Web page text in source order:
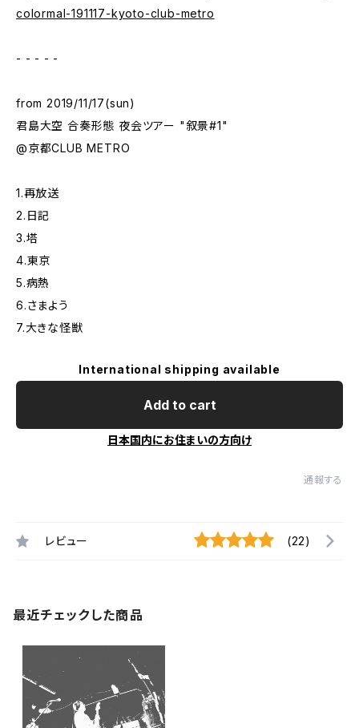
colormal-191117-kyoto-club-metro
- - - - -
from 2019/11/17(sun)
君島大空 合奏形態 夜会ツアー "叙景#1"
@京都CLUB METRO
1.再放送
2.日記
3.塔
4.東京
5.病熱
6.さまよう
7.大きな怪獣
International shipping available
Add to cart
日本国内にお住まいの方向け
通報する
レビュー (22)
最近チェックした商品